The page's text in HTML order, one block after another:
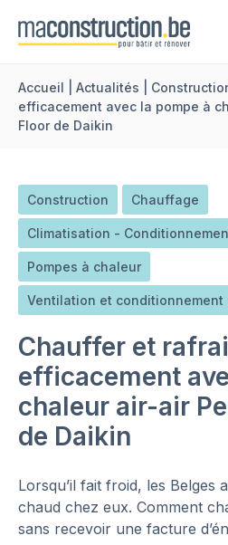
Accueil Actualités
efficacement avec la pompe à
Floor de Daikin
Construction Chauffage
Climatisation -
Pompes à chaleur
Ventilation et conditionnement
Chauffer et
efficacement
chaleur air-air
de Daikin
Lorsqu’il fait froid, les Belges
chaud chez eux. Comment
sans recevoir une facture